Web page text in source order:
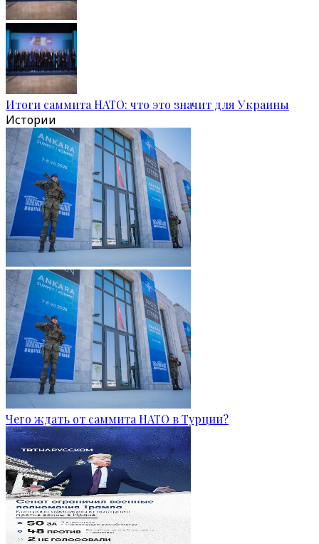
Итоги саммита НАТО: что это значит для Украины
Истории
Чего ждать от саммита НАТО в Турции?